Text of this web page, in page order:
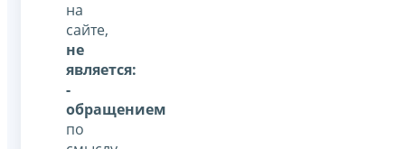
на
сайте,
не
является:
-
обращением
по